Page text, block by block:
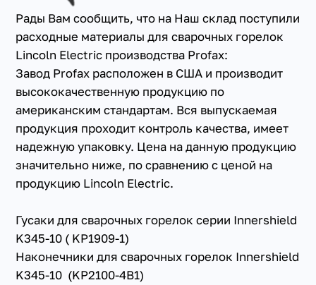
Рады Вам сообщить, что на Наш склад поступили
расходные материалы для сварочных горелок
Lincoln Electric производства Profax:
Завод Profax расположен в США и производит
высококачественную продукцию по
американским стандартам. Вся выпускаемая
продукция проходит контроль качества, имеет
надежную упаковку. Цена на данную продукцию
значительно ниже, по сравнению с ценой на
продукцию Lincoln Electric.
Гусаки для сварочных горелок серии Innershield
K345-10 ( KP1909-1)
Наконечники для сварочных горелок Innershield
K345-10 (KP2100-4B1)